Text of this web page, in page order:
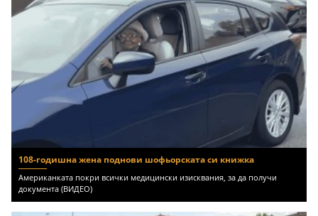
108-годишна жена поднови шофьорската си книжка
Американката покри всички медицински изисквания, за да получи
документа (ВИДЕО)